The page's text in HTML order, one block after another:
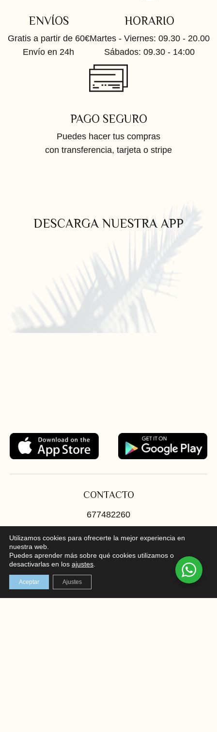
ENVÍOS
Gratis a partir de 60€
Envío en 24h
HORARIO
Martes - Viernes: 09.30 - 20.00
Sábados: 09.30 - 14:00
PAGO SEGURO
Puedes hacer tus compras
con transferencia, tarjeta o stripe
DESCARGA NUESTRA APP
CONTACTO
677482260
LOCALIZACIÓN
C/ Mayor 102, bajo, Santa Pola
Utilizamos cookies para ofrecerte la mejor experiencia en
nuestra web.
Puedes aprender más sobre qué cookies utilizamos o
desactivarlas en los ajustes
Aceptar Ajustes